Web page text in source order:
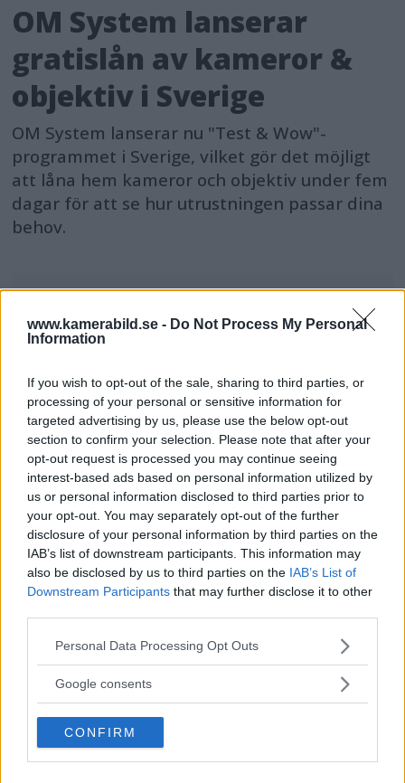
www.kamerabild.se - Do Not Process My Personal
Information
If you wish to opt-out of the sale, sharing to third parties, or
processing of your personal or sensitive information for
targeted advertising by us, please use the below opt-out
section to confirm your selection. Please note that after your
opt-out request is processed you may continue seeing
interest-based ads based on personal information utilized by
us or personal information disclosed to third parties prior to
your opt-out. You may separately opt-out of the further
disclosure of your personal information by third parties on the
IAB’s list of downstream participants. This information may
also be disclosed by us to third parties on the IAB’s List of
Downstream Participants that may further disclose it to other
Please note that this website/app uses one or more Google
not limited to your visit or usage behaviour. You may click to
use your data for below specified purposes in below Google
consent section.
Personal Data Processing Opt Outs
Google consents
CONFIRM
OM System lanserar
gratislån av kameror &
objektiv i Sverige
OM System lanserar nu "Test & Wow"-
programmet i Sverige, vilket gör det möjligt
att låna hem kameror och objektiv under fem
dagar för att se hur utrustningen passar dina
behov.
DJI Osmo Pocket 4P
släppt – får 10-bitars D-
Log 2 & 3x optisk zoom
Sony lägger bud på
Tamron – kan vara värt
12 miljarder kronor
OM System lanserar
gratislån av kameror &
objektiv i Sverige
Sony FE 100-400mm F5,6-8
OSS – lätt telezoom för
fågel, sport & natur